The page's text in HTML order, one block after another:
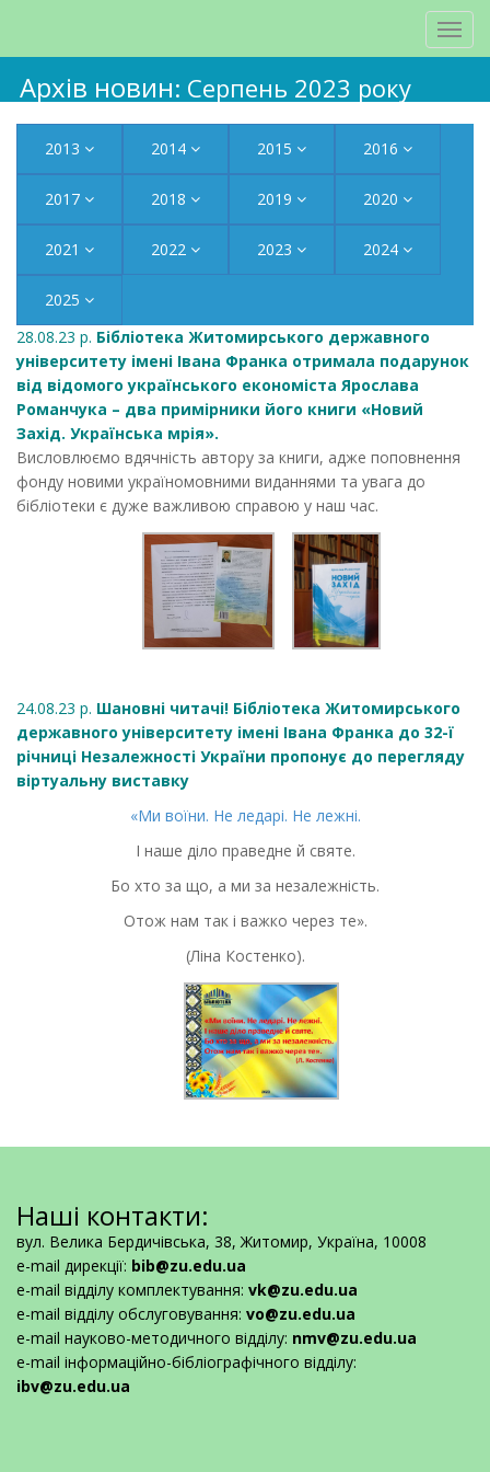
Архів новин: Серпень 2023 року
2013 2014 2015 2016
2017 2018 2019 2020
2021 2022 2023 2024
2025
28.08.23 р. Бібліотека Житомирського державного
університету імені Івана Франка отримала подарунок
від відомого українського економіста Ярослава
Романчука – два примірники його книги «Новий
Захід. Українська мрія».
Висловлюємо вдячність автору за книги, адже поповнення
фонду новими україномовними виданнями та увага до
бібліотеки є дуже важливою справою у наш час.
24.08.23 р. Шановні читачі! Бібліотека Житомирського
державного університету імені Івана Франка до 32-ї
річниці Незалежності України пропонує до перегляду
віртуальну виставку
«Ми воїни. Не ледарі. Не лежні.
І наше діло праведне й святе.
Бо хто за що, а ми за незалежність.
Отож нам так і важко через те».
(Ліна Костенко).
Наші контакти:
вул. Велика Бердичівська, 38, Житомир, Україна, 10008
e-mail дирекції: bib@zu.edu.ua
e-mail відділу комплектування: vk@zu.edu.ua
e-mail відділу обслуговування: vo@zu.edu.ua
e-mail науково-методичного відділу: nmv@zu.edu.ua
e-mail інформаційно-бібліографічного відділу:
ibv@zu.edu.ua